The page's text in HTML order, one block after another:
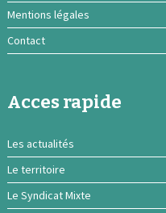
Mentions légales
Contact
Acces rapide
Les actualités
Le territoire
Le Syndicat Mixte